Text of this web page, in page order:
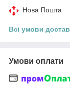
Нова Пошта
Всі умови
Умови оплати